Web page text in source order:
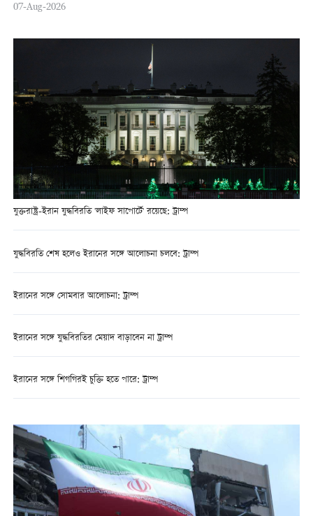
07-Aug-2026
যুক্তরাষ্ট্র-ইরান যুদ্ধবিরতি 'লাইফ সাপোর্টে' রয়েছে: ট্রাম্প
যুদ্ধবিরতি শেষ হলেও ইরানের সঙ্গে আলোচনা চলবে: ট্রাম্প
ইরানের সঙ্গে সোমবার আলোচনা: ট্রাম্প
ইরানের সঙ্গে যুদ্ধবিরতির মেয়াদ বাড়াবেন না ট্রাম্প
ইরানের সঙ্গে শিগগিরই চুক্তি হতে পারে: ট্রাম্প